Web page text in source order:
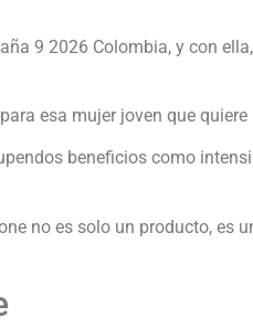
9 2026 Colombia, y con
esa mujer joven que
beneficios como
no es solo un producto,